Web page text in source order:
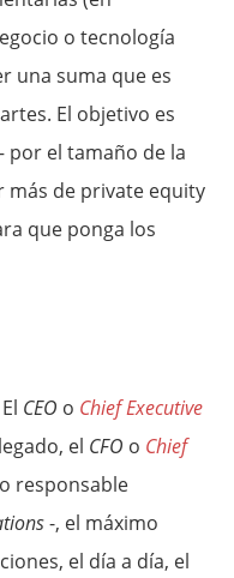
o tecnología
una suma que es
El objetivo es
por el tamaño de la
más de private equity
que ponga los
El CEO o Chief Executive
el CFO o Chief
responsable
-, el máximo
el día a día, el